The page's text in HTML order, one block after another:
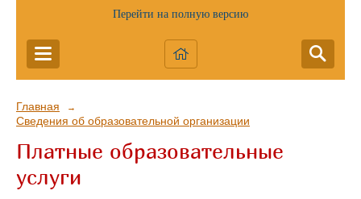
Перейти на полную версию
Главная →
Сведения об образовательной организации
Платные образовательные
услуги